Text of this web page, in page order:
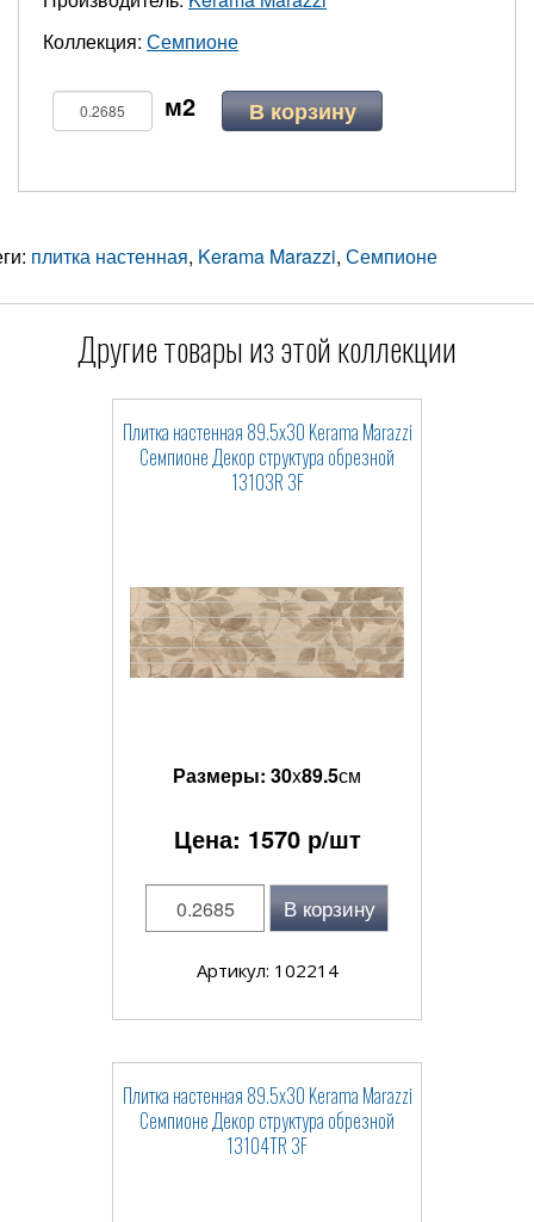
Коллекция: Семпионе
В корзину
плитка настенная, Kerama Marazzi, Семпионе
Другие товары из этой коллекции
Плитка настенная 89.5x30 Kerama Marazzi
Семпионе Декор структура обрезной
13103R 3F
Размеры: 30x89.5см
Цена: 1570р/шт
В корзину
Артикул: 102214
Плитка настенная 89.5x30 Kerama Marazzi
Семпионе Декор структура обрезной
13104TR 3F